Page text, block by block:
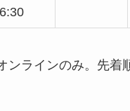
ラインのみ。先着